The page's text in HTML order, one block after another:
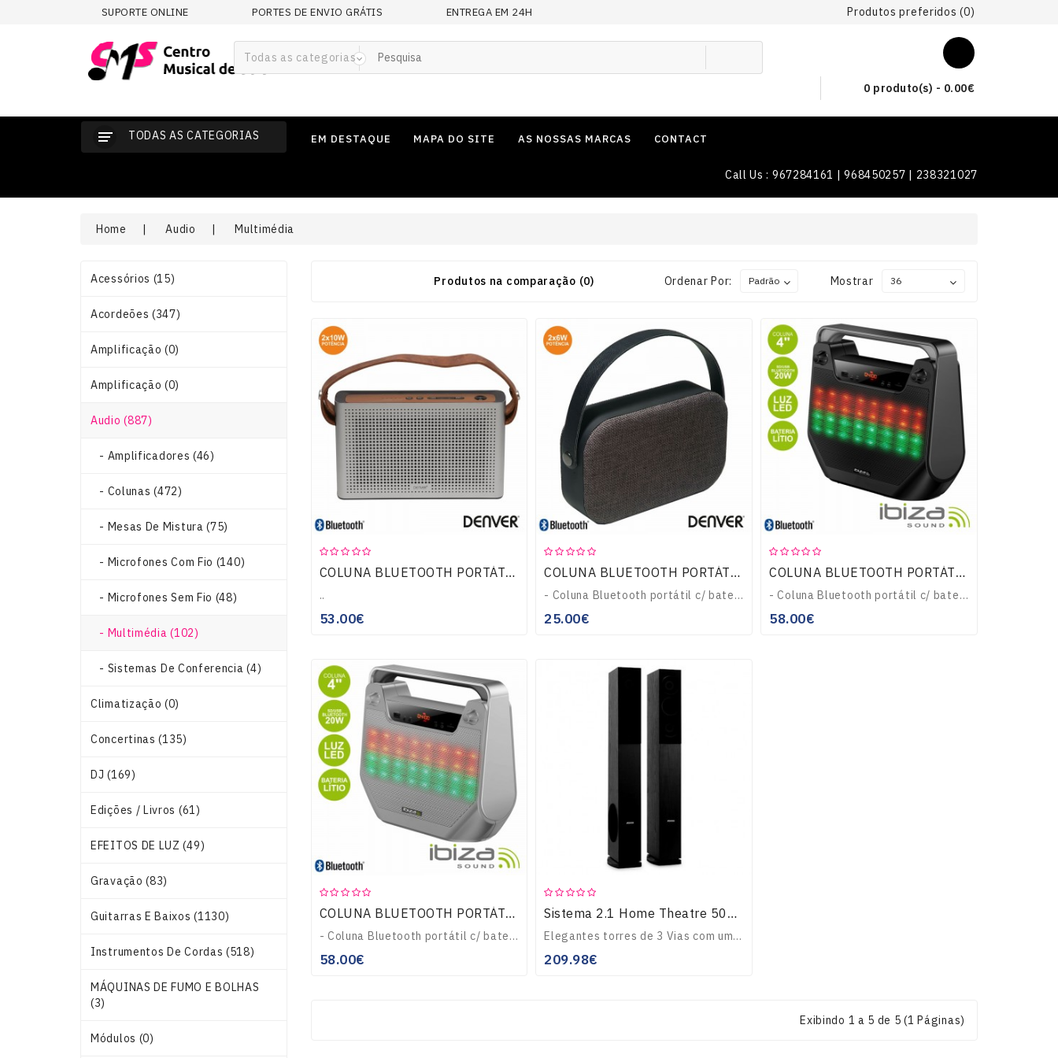
SUPORTE ONLINE PORTES DE ENVIO GRÁTIS ENTREGA EM 24H Produtos preferidos (0)
Todas as categorias
0 produto(s) - 0.00€
TODAS AS CATEGORIAS EM DESTAQUE MAPA DO SITE AS NOSSAS MARCAS CONTACT
Call Us : 967284161 | 968450257 | 238321027
Home Audio Multimédia
Acessórios (15)
Acordeões (347)
Amplificação (0)
Amplificação (0)
Audio (887)
- Amplificadores (46)
- Colunas (472)
- Mesas De Mistura (75)
- Microfones Com Fio (140)
- Microfones Sem Fio (48)
- Multimédia (102)
- Sistemas De Conferencia (4)
Climatização (0)
Concertinas (135)
DJ (169)
Edições / Livros (61)
EFEITOS DE LUZ (49)
Gravação (83)
Guitarras E Baixos (1130)
Instrumentos De Cordas (518)
MÁQUINAS DE FUMO E BOLHAS
(3)
Módulos (0)
Produtos na comparação (0) Ordenar Por: Mostrar
COLUNA BLUETOOTH PORTÁTIL 10W USB/BAT CINZENTO DENVER
..
53.00€
COLUNA BLUETOOTH PORTÁTIL 2X3W MALA AUX/BAT PRETO DENVER
- Coluna Bluetooth portátil c/ bateria Preta- Ouça a sua música em qualquer lugar- Potência: 2x3Wrms (pico: 2x6Wmáx)- Formato mala c/ alça, Bluetooth V4.1- Bate..
25.00€
COLUNA BLUETOOTH PORTÁTIL 4" 20W USB/BT/BAT LED IBIZA
- Coluna Bluetooth portátil c/ bateria e LEDs- Ouça a sua música em qualquer lugar- Ligue ao seu Smartphone, Tablet, ou qualquerdispositivo c/ conectividade Blu..
58.00€
COLUNA BLUETOOTH PORTÁTIL 4" 20W USB/BT/BAT LED IBIZA
- Coluna Bluetooth portátil c/ bateria e LEDs- Ouça a sua música em qualquer lugar- Ligue ao seu Smartphone, Tablet, ou qualquerdispositivo c/ conectividade Blu..
58.00€
Sistema 2.1 Home Theatre 500W (SHFT52B) - FENTON
Elegantes torres de 3 Vias com uma potencia maxima de 500W de excelente som. A reprodução de graves é profunda e envolvente graças a um subwoofer lateral. Com u..
209.98€
Exibindo 1 a 5 de 5 (1 Páginas)